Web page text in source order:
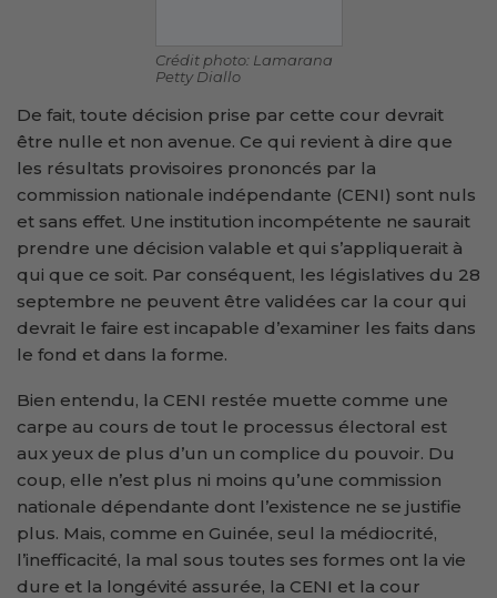
Crédit photo: Lamarana
Petty Diallo
De fait, toute décision prise par cette cour devrait
être nulle et non avenue. Ce qui revient à dire que
les résultats provisoires prononcés par la
commission nationale indépendante (CENI) sont nuls
et sans effet. Une institution incompétente ne saurait
prendre une décision valable et qui s’appliquerait à
qui que ce soit. Par conséquent, les législatives du 28
septembre ne peuvent être validées car la cour qui
devrait le faire est incapable d’examiner les faits dans
le fond et dans la forme.
Bien entendu, la CENI restée muette comme une
carpe au cours de tout le processus électoral est
aux yeux de plus d’un un complice du pouvoir. Du
coup, elle n’est plus ni moins qu’une commission
nationale dépendante dont l’existence ne se justifie
plus. Mais, comme en Guinée, seul la médiocrité,
l’inefficacité, la mal sous toutes ses formes ont la vie
dure et la longévité assurée, la CENI et la cour